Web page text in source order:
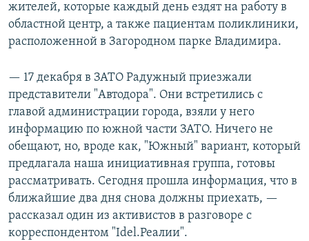
жителей, которые каждый день ездят на работу в
областной центр, а также пациентам поликлиники,
расположенной в Загородном парке Владимира.
— 17 декабря в ЗАТО Радужный приезжали
представители "Автодора". Они встретились с
главой администрации города, взяли у него
информацию по южной части ЗАТО. Ничего не
обещают, но, вроде как, "Южный" вариант, который
предлагала наша инициативная группа, готовы
рассматривать. Сегодня прошла информация, что в
ближайшие два дня снова должны приехать, —
рассказал один из активистов в разговоре с
корреспондентом "Idel.Реалии".